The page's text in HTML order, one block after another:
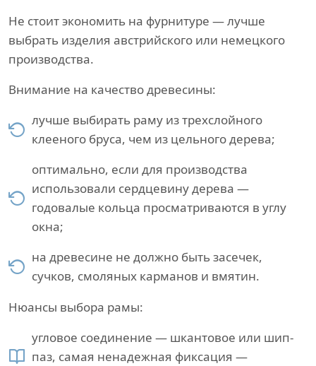
Не стоит экономить на фурнитуре — лучше
выбрать изделия австрийского или немецкого
производства.
Внимание на качество древесины:
лучше выбирать раму из трехслойного
клееного бруса, чем из цельного дерева;
оптимально, если для производства
использовали сердцевину дерева —
годовалые кольца просматриваются в углу
окна;
на древесине не должно быть засечек,
сучков, смоляных карманов и вмятин.
Нюансы выбора рамы:
угловое соединение — шкантовое или шип-
паз, самая ненадежная фиксация —